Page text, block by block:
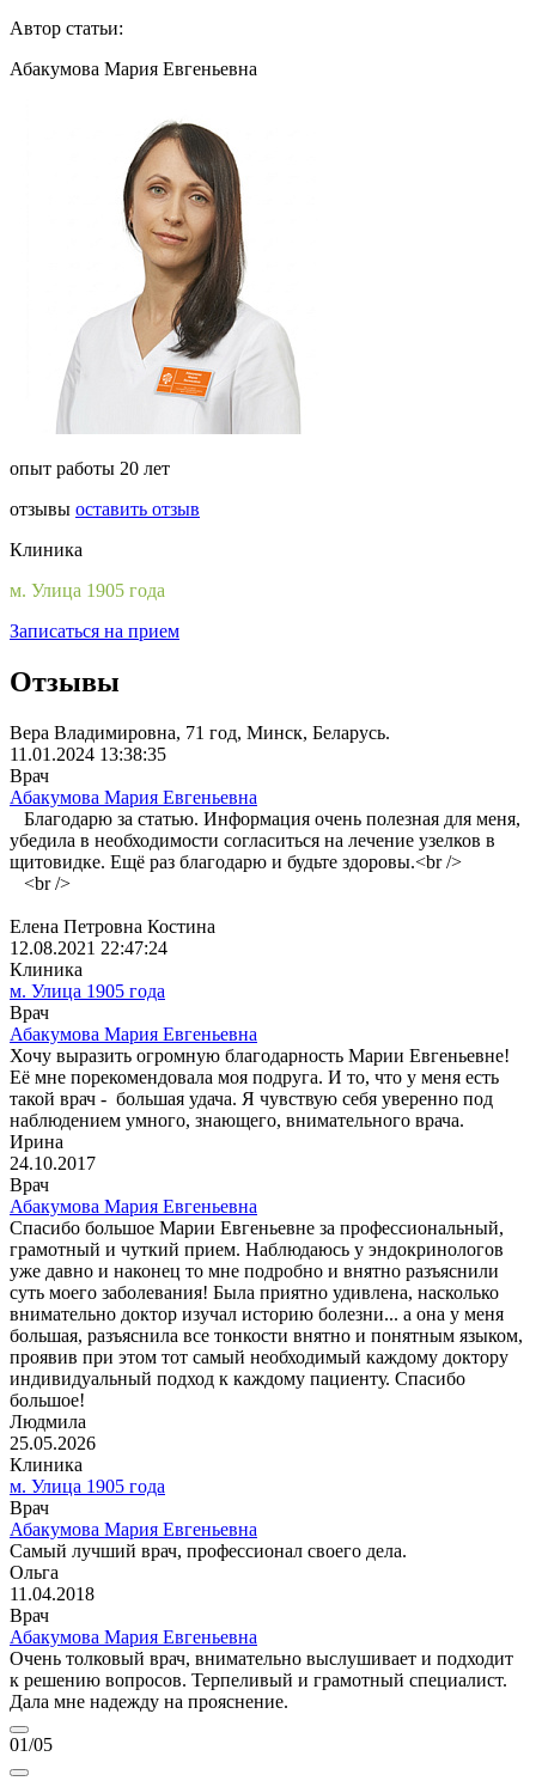
Автор статьи:
Абакумова Мария Евгеньевна
опыт работы 20 лет
отзывы оставить отзыв
Клиника
м. Улица 1905 года
Записаться на прием
Отзывы
Вера Владимировна, 71 год, Минск, Беларусь.
11.01.2024 13:38:35
Врач
Абакумова Мария Евгеньевна
Благодарю за статью. Информация очень полезная для меня,
убедила в необходимости согласиться на лечение узелков в
щитовидке. Ещё раз благодарю и будьте здоровы.<br />
<br />
Елена Петровна Костина
12.08.2021 22:47:24
Клиника
м. Улица 1905 года
Врач
Абакумова Мария Евгеньевна
Хочу выразить огромную благодарность Марии Евгеньевне!
Её мне порекомендовала моя подруга. И то, что у меня есть
такой врач - большая удача. Я чувствую себя уверенно под
наблюдением умного, знающего, внимательного врача.
Ирина
24.10.2017
Врач
Абакумова Мария Евгеньевна
Спасибо большое Марии Евгеньевне за профессиональный,
грамотный и чуткий прием. Наблюдаюсь у эндокринологов
уже давно и наконец то мне подробно и внятно разъяснили
суть моего заболевания! Была приятно удивлена, насколько
внимательно доктор изучал историю болезни... а она у меня
большая, разъяснила все тонкости внятно и понятным языком,
проявив при этом тот самый необходимый каждому доктору
индивидуальный подход к каждому пациенту. Спасибо
большое!
Людмила
25.05.2026
Клиника
м. Улица 1905 года
Врач
Абакумова Мария Евгеньевна
Самый лучший врач, профессионал своего дела.
Ольга
11.04.2018
Врач
Абакумова Мария Евгеньевна
Очень толковый врач, внимательно выслушивает и подходит
к решению вопросов. Терпеливый и грамотный специалист.
Дала мне надежду на прояснение.
01/05